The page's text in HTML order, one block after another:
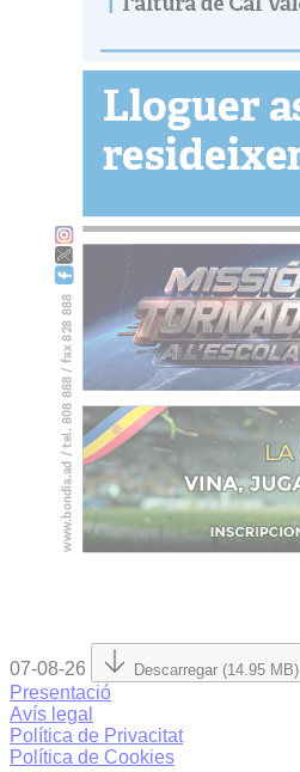
07-08-26 Descarregar (14.95 MB)
Presentació
Avís legal
Política de Privacitat
Política de Cookies